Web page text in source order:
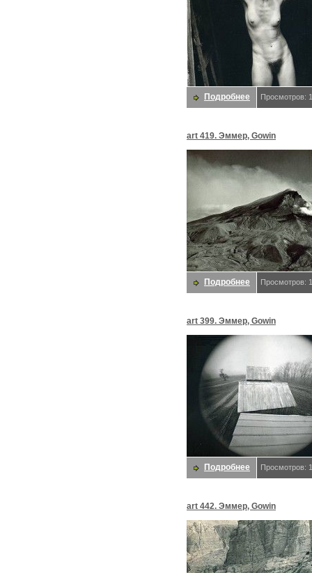
Подробнее Просмотров:
art 419. Эммер, Gowin
Подробнее Просмотров:
art 399. Эммер, Gowin
Подробнее Просмотров:
art 442. Эммер, Gowin